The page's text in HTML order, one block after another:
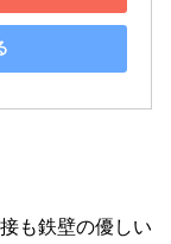
も鉄壁の優しい